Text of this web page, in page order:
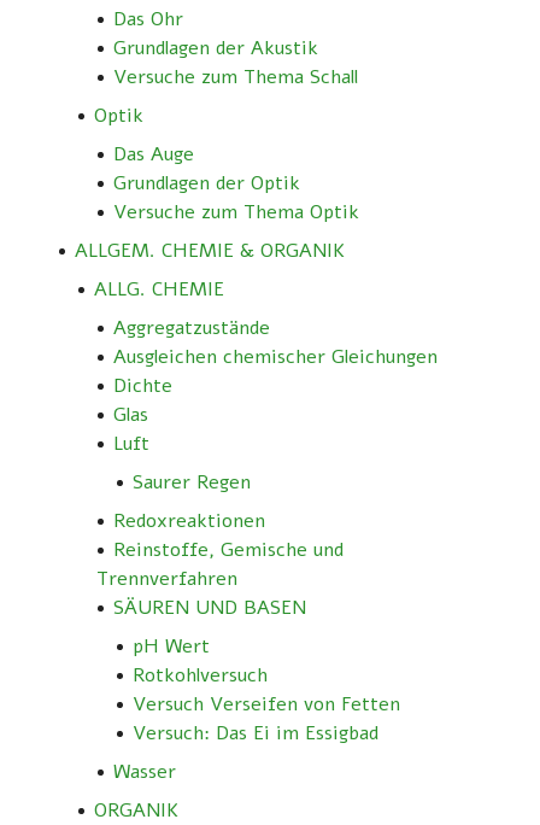
Das Ohr
Grundlagen der Akustik
Versuche zum Thema Schall
Optik
Das Auge
Grundlagen der Optik
Versuche zum Thema Optik
ALLGEM. CHEMIE & ORGANIK
ALLG. CHEMIE
Aggregatzustände
Ausgleichen chemischer Gleichungen
Dichte
Glas
Luft
Saurer Regen
Redoxreaktionen
Reinstoffe, Gemische und
Trennverfahren
SÄUREN UND BASEN
pH Wert
Rotkohlversuch
Versuch Verseifen von Fetten
Versuch: Das Ei im Essigbad
Wasser
ORGANIK